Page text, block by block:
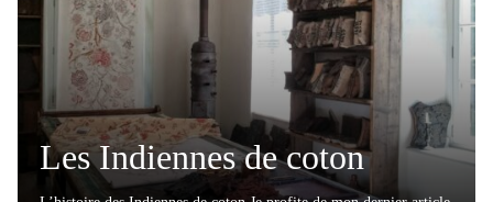
Les Indiennes de coton